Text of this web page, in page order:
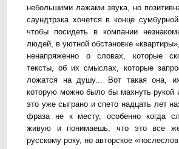
небольшими лажами звука, но
саундтрэка хочется в конце
чтобы посидеть в компании
людей, в уютной обстановке
ненапряженно о словах, которые
тексты, об их смыслах, которые
ложатся на душу... Вот такая она,
которую можно было бы махнуть рукой
это уже сыграно и спето надцать лет
фраза не к месту, особенно когда
живую и понимаешь, что это все
русскому року, но авторское